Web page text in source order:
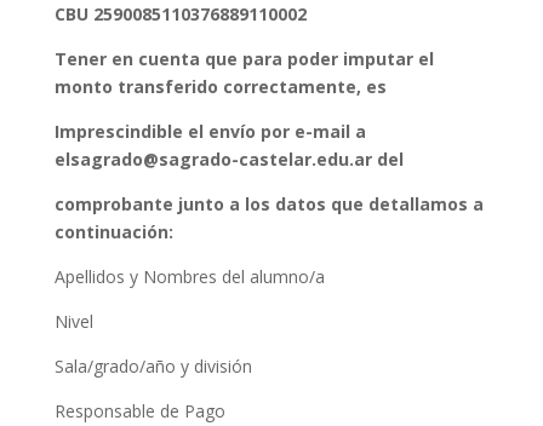
CBU 2590085110376889110002
Tener en cuenta que para poder imputar el
monto transferido correctamente, es
Imprescindible el envío por e-mail a
elsagrado@sagrado-castelar.edu.ar del
comprobante junto a los datos que detallamos a
continuación:
Apellidos y Nombres del alumno/a
Nivel
Sala/grado/año y división
Responsable de Pago